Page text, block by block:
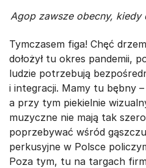
Agop zawsze obecny, kiedy
Tymczasem figa! Chęć
dołożył tu okres pandemii,
ludzie potrzebują
i integracji. Mamy tu bębny
a przy tym piekielnie
muzyczne nie mają tak
poprzebywać wśród
perkusyjne w Polsce
Poza tym, tu na targach